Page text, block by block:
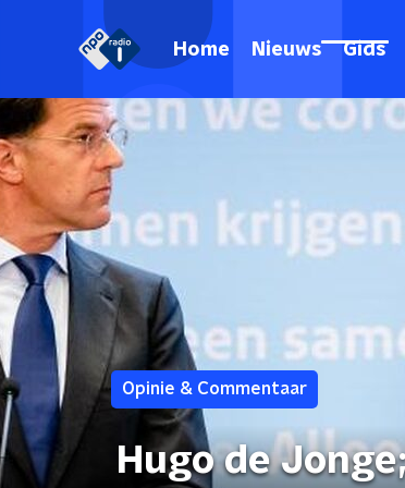
Home Nieuws Gids
Opinie & Commentaar
Hugo de